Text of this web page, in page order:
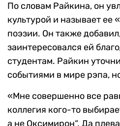
По словам Райкина, он
культурой и называет ее
поэзии. Он также
заинтересовался ей
студентам. Райкин
событиями в мире рэпа,
«Мне совершенно все
коллегия кого-то
а не Оксимирон“. Да